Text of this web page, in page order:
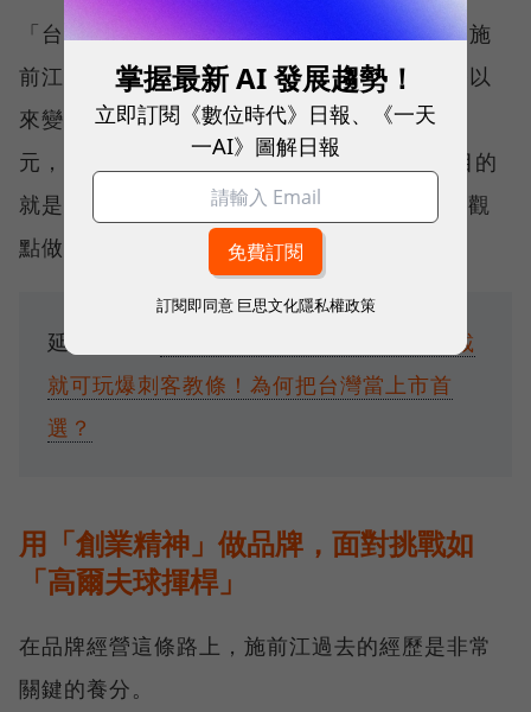
「台灣、香港市場的確很考驗行銷的智慧。」施
前江表示，這個市場在全球來看很獨特，一路以
來變化也非常大，也因此讓團隊裡組成非常多
元，有人從菸商、酒商來、有人從Nike來，目的
就是跳脫出IT產業的行銷模式，用不同角度的觀
點做全新的決策。
延伸閱讀：
羅技參戰雲端掌機市場，免下載
就可玩爆刺客教條！為何把台灣當上市首
選？
用「創業精神」做品牌，面對挑戰如
「高爾夫球揮桿」
在品牌經營這條路上，施前江過去的經歷是非常
關鍵的養分。
掌握最新 AI 發展趨勢！
立即訂閱《數位時代》日報、《一天
一AI》圖解日報
訂閱即同意 巨思文化隱私權政策